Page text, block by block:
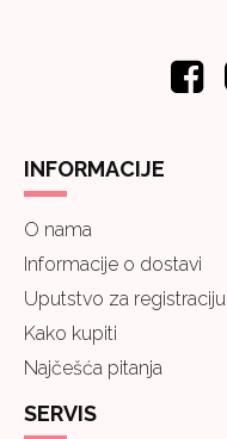
INFORMACIJE
O nama
Informacije o dostavi
Uputstvo za registraciju
Kako kupiti
Najčešća pitanja
SERVIS